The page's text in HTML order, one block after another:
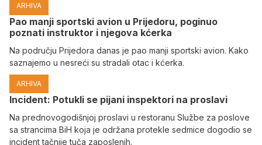
ARHIVA
Pao manji sportski avion u Prijedoru, poginuo
poznati instruktor i njegova kćerka
Na području Prijedora danas je pao manji sportski avion. Kako
saznajemo u nesreći su stradali otac i kćerka.
ARHIVA
Incident: Potukli se pijani inspektori na proslavi
Na prednovogodišnjoj proslavi u restoranu Službe za poslove
sa strancima BiH koja je održana protekle sedmice dogodio se
incident tačnije tuča zaposlenih.